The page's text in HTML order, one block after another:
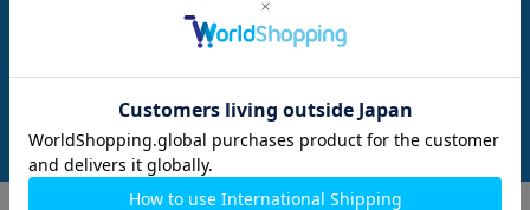
23,800 (税込)
【SIMロック解除済】docomo dtab
d-01K Gold
在庫数：1
中古Cランク 4,980 中古Cランク